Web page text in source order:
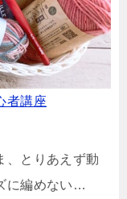
者講座
、とりあえず動
に編めない…